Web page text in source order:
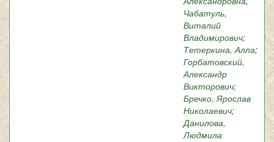
Чабатуль,
Виталий
Владимирович;
Тетеркина, Алла;
Горбатовский,
Александр
Викторович;
Бречко, Ярослав
Николаевич;
Данилова,
Людмила